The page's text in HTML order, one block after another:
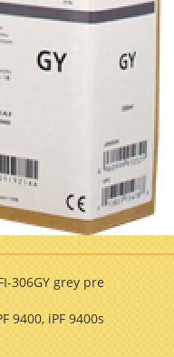
306GY grey pre
9400, iPF 9400s